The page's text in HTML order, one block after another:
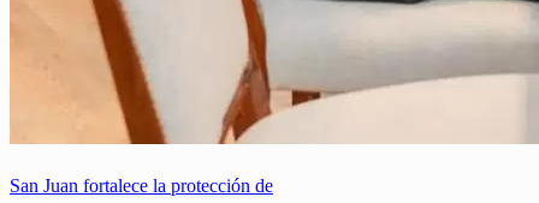
San Juan fortalece la protección de